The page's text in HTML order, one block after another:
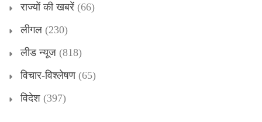
राज्यों की खबरें (66)
लीगल (230)
लीड न्यूज (818)
विचार-विश्लेषण(65)
विदेश (397)